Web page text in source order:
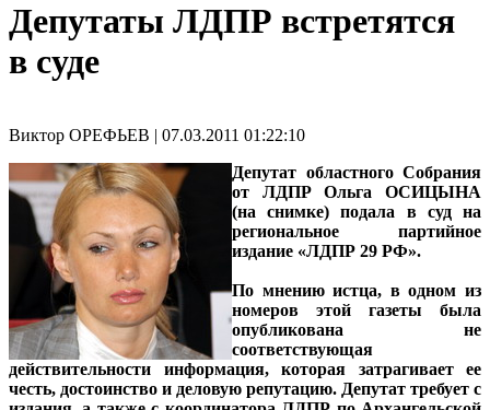
Депутаты ЛДПР встретятся
в суде
Виктор ОРЕФЬЕВ | 07.03.2011 01:22:10
Депутат областного Собрания
от ЛДПР Ольга ОСИЦЫНА
(на снимке) подала в суд на
региональное партийное
издание «ЛДПР 29 РФ».
По мнению истца, в одном из
номеров этой газеты была
опубликована не
соответствующая
действительности информация, которая затрагивает ее
честь, достоинство и деловую репутацию. Депутат требует с